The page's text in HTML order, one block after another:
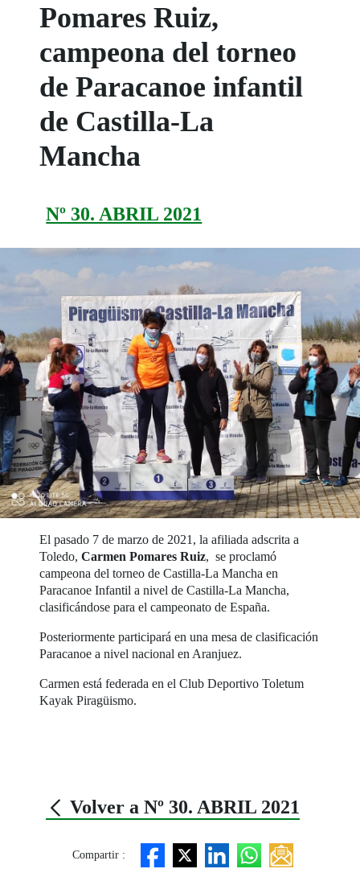
Pomares Ruiz,
campeona del torneo
de Paracanoe infantil
de Castilla-La
Mancha
Nº 30. ABRIL 2021
El pasado 7 de marzo de 2021, la afiliada adscrita a
Toledo,Carmen Pomares Ruiz, se proclamó
campeona del torneo de Castilla-La Mancha en
Paracanoe Infantil a nivel de Castilla-La Mancha,
clasificándose para el campeonato de España.
Posteriormente participará en una mesa de clasificación
Paracanoe a nivel nacional en Aranjuez.
Carmen está federada en el Club Deportivo Toletum
Kayak Piragüismo.
Volver a Nº 30. ABRIL 2021
Compartir :